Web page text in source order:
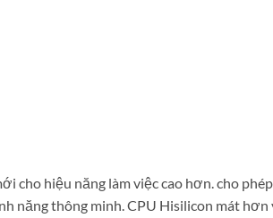
cho hiệu năng làm việc cao hơn. cho
năng thông minh. CPU Hisilicon mát